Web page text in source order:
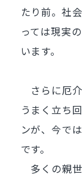
たり前。社
っては現実
います。
さらに厄
うまく立ち
ンが、今で
です。
多くの親